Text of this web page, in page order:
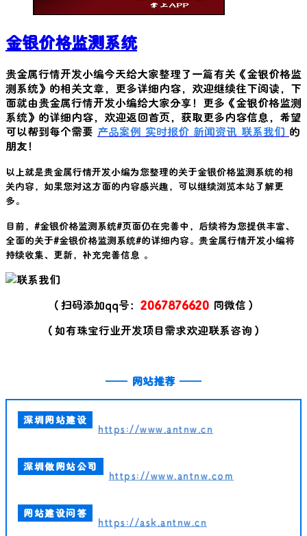
金银价格监测系统
贵金属行情开发小编今天给大家整理了一篇有关《金银价格监
测系统》的相关文章，更多详细内容，欢迎继续往下阅读，下
面就由贵金属行情开发小编给大家分享！更多《金银价格监测
系统》的详细内容，欢迎返回首页，获取更多内容信息，希望
可以帮到每个需要 产品案例 实时报价 新闻资讯 联系我们 的
朋友！
以上就是贵金属行情开发小编为您整理的关于金银价格监测系统的相
关内容，如果您对这方面的内容感兴趣，可以继续浏览本站了解更
多。
目前，#金银价格监测系统#页面仍在完善中，后续将为您提供丰富、
全面的关于#金银价格监测系统#的详细内容。贵金属行情开发小编将
持续收集、更新，补充完善信息 。
（扫码添加qq号： 2067876620 同微信）
（如有珠宝行业开发项目需求欢迎联系咨询）
—— 网站推荐 ——
深圳网站建设
https://www.antnw.cn
深圳做网站公司
https://www.antnw.com
网站建设问答
https://ask.antnw.cn